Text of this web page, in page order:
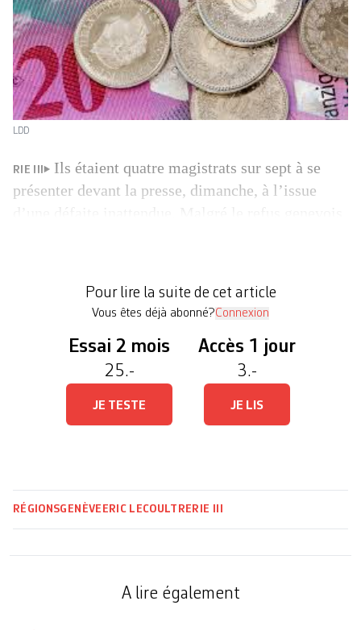
LDD
RIE III
Ils étaient quatre magistrats sur sept à se
présenter devant la presse, dimanche, à l’issue
lignes du projet cantonal, qu’il prépare depuis […]
Pour lire la suite de cet article
Vous êtes déjà abonné?Connexion
Essai 2 mois
25.-
JE TESTE
Accès 1 jour
3.-
JE LIS
RÉGIONSGENÈVE ERIC LECOULTRE RIE III
A lire également